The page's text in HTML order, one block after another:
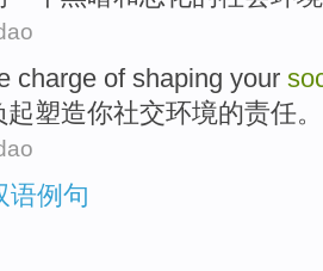
charge of shaping your
起塑造你社交环境的责任。
语例句